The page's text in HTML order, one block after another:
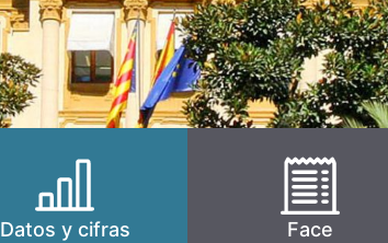
Datos y cifras Face